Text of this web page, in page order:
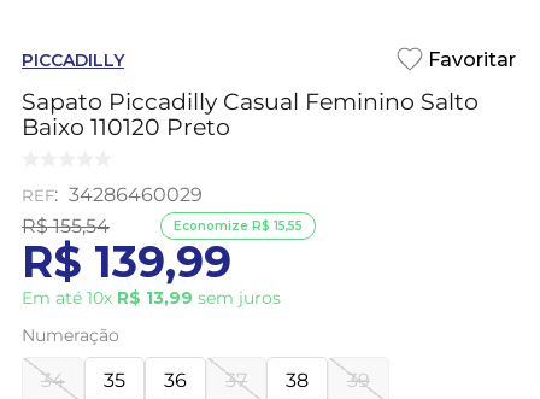
PICCADILLY
Sapato Piccadilly Casual Feminino Salto
Baixo 110120 Preto
: 34286460029
R$ 155,54
R$ 139,99
Em até 10x R$ 13,99 sem juros
Economize R$ 15,55
Numeração
34 35 36 37 38 39